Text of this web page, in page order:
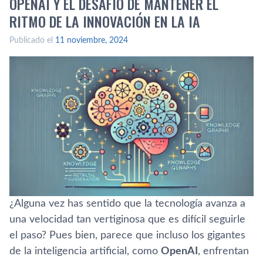
RITMO DE LA INNOVACIÓN EN LA IA
Publicado el 11 noviembre, 2024
¿Alguna vez has sentido que la tecnología avanza a
una velocidad tan vertiginosa que es difícil seguirle
el paso? Pues bien, parece que incluso los gigantes
de la inteligencia artificial, como OpenAI , enfrentan